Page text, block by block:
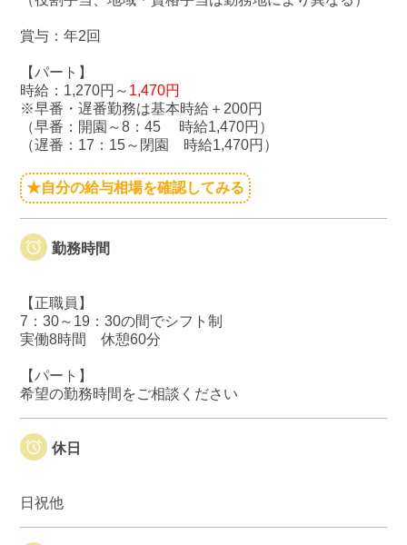
賞与：年2回
【パート】
時給：1,270円～ 1,470円
※早番・遅番勤務は基本時給＋200円
（早番：開園～8：45 時給1,470円）
（遅番：17：15～閉園 時給1,470円）
★自分の給与相場を確認してみる
勤務時間
【正職員】
7：30～19：30の間でシフト制
実働8時間 休憩60分
【パート】
希望の勤務時間をご相談ください
休日
日祝他